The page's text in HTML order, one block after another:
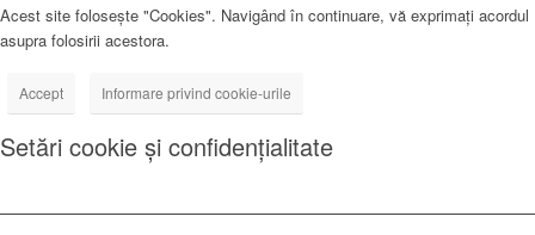
Acest site folosește "Cookies". Navigând în continuare, vă exprimați acordul
asupra folosirii acestora.
Accept Informare privind cookie-urile
Setări cookie și confidențialitate